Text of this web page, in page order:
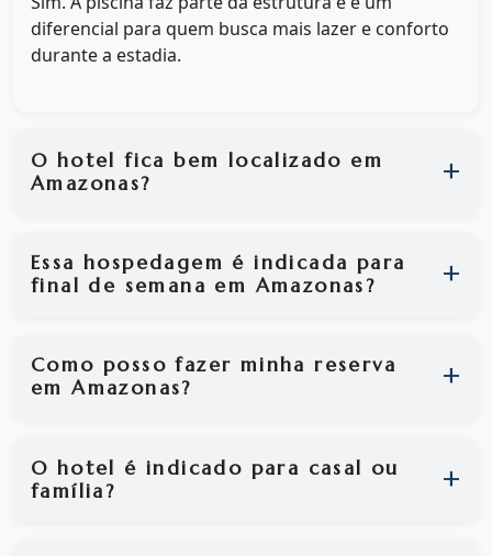
diferencial para quem busca mais lazer e conforto
durante a estadia.
O hotel fica bem localizado em
Amazonas?
Essa hospedagem é indicada para
final de semana em Amazonas?
Como posso fazer minha reserva
em Amazonas?
O hotel é indicado para casal ou
família?